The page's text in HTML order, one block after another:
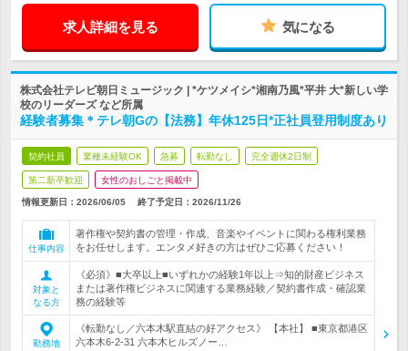
求人詳細を見る 気になる
株式会社テレビ朝日ミュージック | *ケツメイシ*湘南乃風*平井 大*新しい学
校のリーダーズ など所属
経験者募集＊テレ朝Gの【法務】年休125日*正社員登用制度あり
契約社員 業種未経験OK 急募 転勤なし 完全週休2日制
第二新卒歓迎 女性のおしごと掲載中
情報更新日：2026/06/05 終了予定日： 2026/11/26
仕事内容
著作権や契約書の管理・作成、音楽やイベントに関わる権利業務
をお任せします。エンタメ好きの方はぜひご応募ください！
対象と
なる方
《必須》■大卒以上■いずれかの経験1年以上⇒知的財産ビジネス
または著作権ビジネスに関連する業務経験／契約書作成・確認業
務の経験等
勤務地
《転勤なし／六本木駅直結の好アクセス》 【本社】 ■東京都港区
六本木6-2-31 六本木ヒルズノー…